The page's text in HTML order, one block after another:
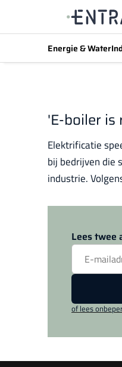
Energie & Water
'E-boiler
Elektrificatie
bij bedrijven die
industrie.
Lees twee
of lees